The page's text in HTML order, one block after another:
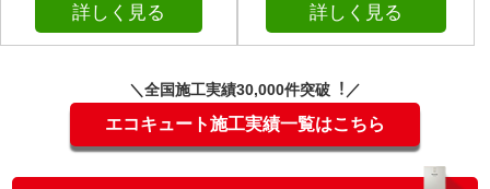
詳しく見る 詳しく見る
＼全国施⼯実績30,000件突破︕／
エコキュート施工実績一覧はこちら